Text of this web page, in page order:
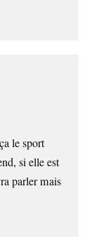
le sport
si elle est
parler mais